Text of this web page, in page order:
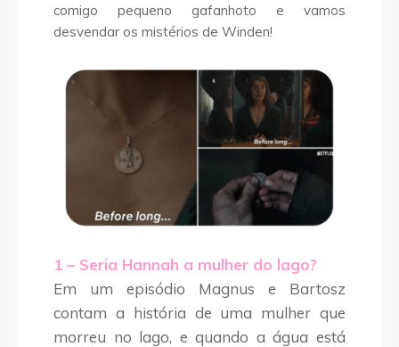
comigo pequeno gafanhoto e vamos
desvendar os mistérios de Winden!
1 – Seria Hannah a mulher do lago?
Em um episódio Magnus e Bartosz
contam a história de uma mulher que
morreu no lago, e quando a água está